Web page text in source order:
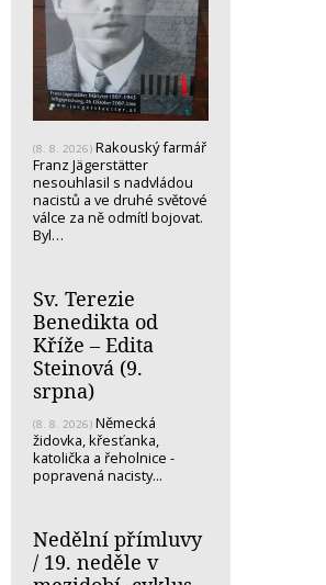
(8. 8. 2026) Rakouský farmář
Franz Jägerstätter
nesouhlasil s nadvládou
nacistů a ve druhé světové
válce za ně odmítl bojovat.
Byl…
Sv. Terezie
Benedikta od
Kříže – Edita
Steinová (9.
srpna)
(8. 8. 2026) Německá
židovka, křesťanka,
katolička a řeholnice -
popravená nacisty...
Nedělní přímluvy
/ 19. neděle v